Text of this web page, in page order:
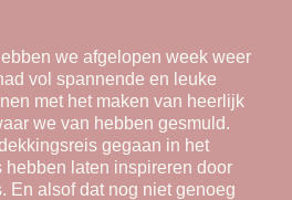
we afgelopen week weer
vol spannende en leuke
met het maken van heerlijk
we van hebben gesmuld.
gegaan in het
hebben laten inspireren door
En alsof dat nog niet genoeg